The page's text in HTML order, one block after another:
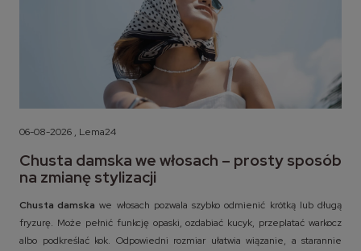
06-08-2026 , Lema24
Chusta damska we włosach – prosty sposób
na zmianę stylizacji
Chusta damska we włosach pozwala szybko odmienić krótką lub długą
fryzurę. Może pełnić funkcję opaski, ozdabiać kucyk, przeplatać warkocz
albo podkreślać kok. Odpowiedni rozmiar ułatwia wiązanie, a starannie